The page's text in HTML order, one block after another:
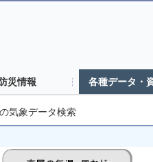
防災情報 各種データ・
気象データ検索